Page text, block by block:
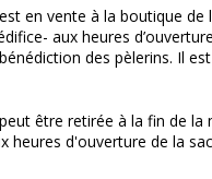
en vente à la boutique de
aux heures
des pèlerins. Il
être retirée à la fin de la
heures d'ouverture de la